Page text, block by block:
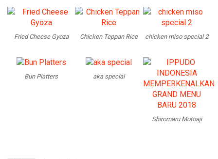
Fried Cheese Gyoza Chicken Teppan Rice chicken miso special 2
Bun Platters aka special
Shiromaru Motoaji